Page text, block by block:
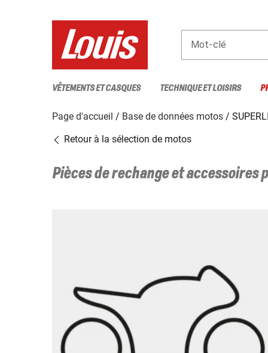
Mot-clé
VÊTEMENTS ET CASQUES TECHNIQUE ET LOISIRS
Page d'accueil Base de données motos
Retour à la sélection de motos
Pièces de rechange et accessoires